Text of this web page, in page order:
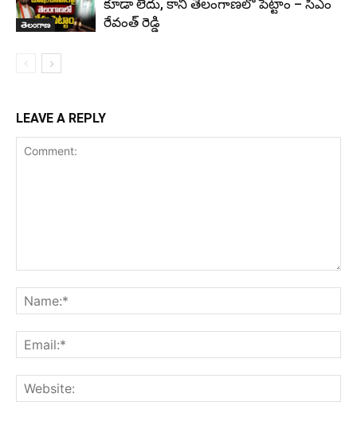
తెలంగాణ
కూడా లేదు, కానీ తెలంగాణలో పెట్టాం – సీఎం
రేవంత్ రెడ్డి
LEAVE A REPLY